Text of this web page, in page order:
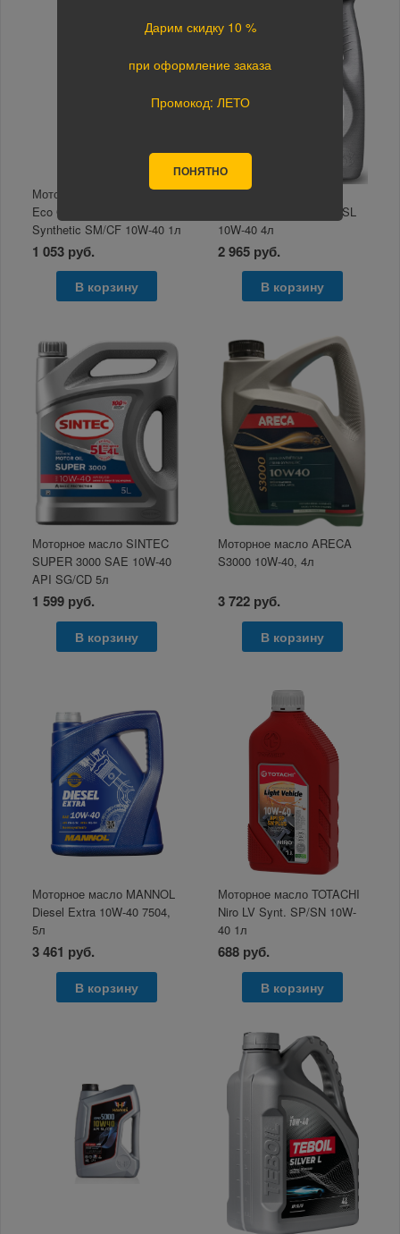
Моторное масло TOTACHI
Eco Gasoline Semi-
Synthetic SM/CF 10W-40 1л
1 053 руб.
В корзину
Моторное масло
TAKAYAMA Semi-Synt SL
10W-40 4л
2 965 руб.
В корзину
Моторное масло SINTEC
SUPER 3000 SAE 10W-40
API SG/CD 5л
1 599 руб.
В корзину
Моторное масло ARECA
S3000 10W-40, 4л
3 722 руб.
В корзину
Моторное масло MANNOL
Diesel Extra 10W-40 7504,
5л
3 461 руб.
В корзину
Моторное масло TOTACHI
Niro LV Synt. SP/SN 10W-
40 1л
688 руб.
В корзину
Дарим скидку 10 %
при оформление заказа
Промокод: ЛЕТО
ПОНЯТНО